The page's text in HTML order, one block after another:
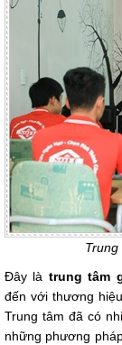
Trung
Đây là trung tâm
đến với thương
Trung tâm đã có
những phương